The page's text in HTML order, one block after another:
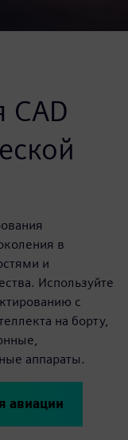
CAD
в
и
Используйте
с
на борту,
аппараты.
авиации